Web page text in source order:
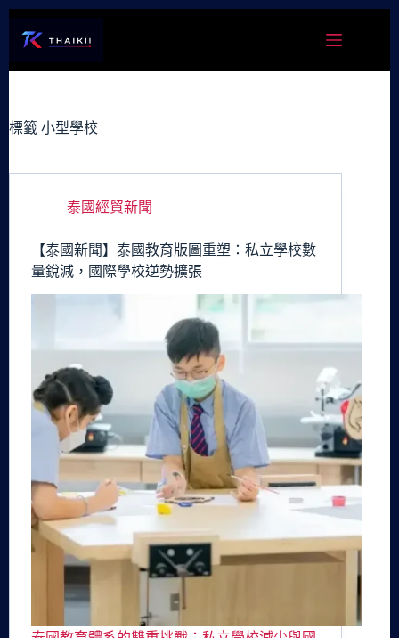
容
標籤 小型學校
泰國經貿新聞
【泰國新聞】泰國教育版圖重塑：私立學校數
量銳減，國際學校逆勢擴張